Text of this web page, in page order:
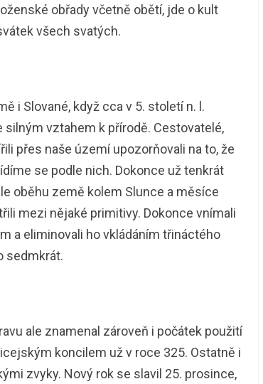
obřady včetně obětí, jde o kult
všech svatých.
i Slované, když cca v 5. století n. l.
vztahem k přírodě. Cestovatelé,
přes naše území upozorňovali na to, že
se podle nich. Dokonce už tenkrát
oběhu země kolem Slunce a měsíce
mezi nějaké primitivy. Dokonce vnímali
a eliminovali ho vkládáním třináctého
sedmkrát.
ale znamenal zároveň i počátek použití
koncilem už v roce 325. Ostatně i
zvyky. Nový rok se slavil 25. prosince,